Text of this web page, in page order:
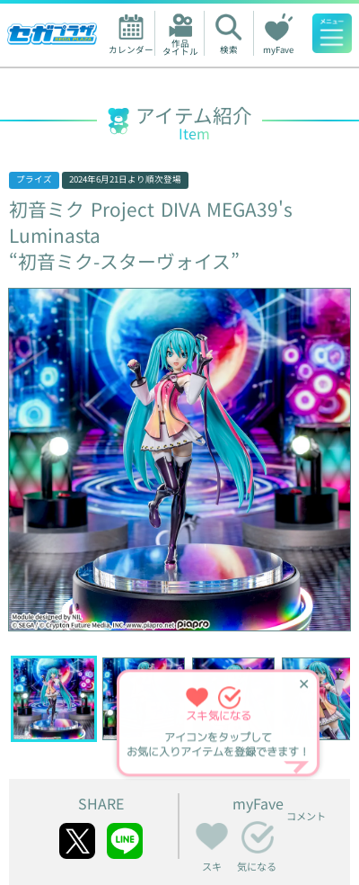
カレンダー 作品
タイトル 検索 myFave
人気ワード
アイテム紹介
Item
プライズ 2024年6月21日 より順次登場
初音ミク Project DIVA MEGA39's
Luminasta
“初音ミク-スターヴォイス”
✕
スキ気になる
アイコンをタップして
お気に入りアイテムを登録できます！
SHARE myFave
スキ 気になる
コメント